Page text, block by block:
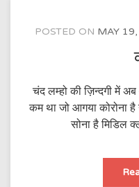
POSTED ON MAY
चंद लम्हो की ज़िन्दगी में अब
कम था जो आगया कोरोना
सोना है मिडिल